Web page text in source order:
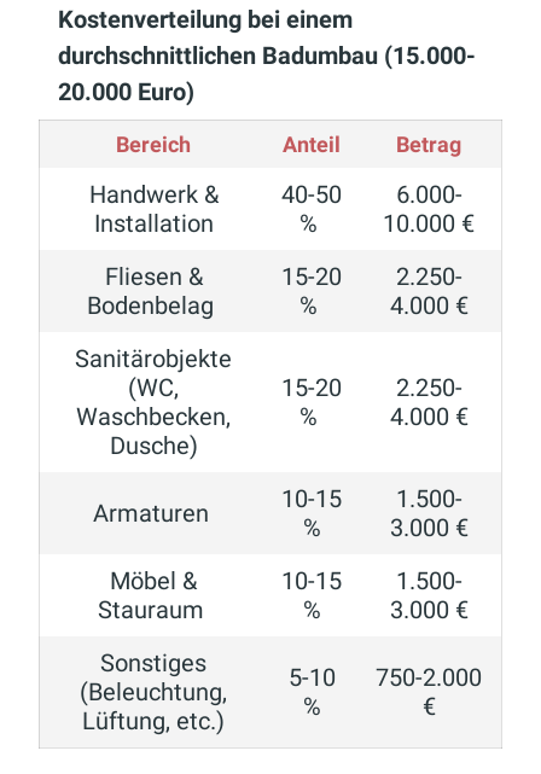
Kostenverteilung bei einem
durchschnittlichen Badumbau (15.000-
20.000 Euro)
Bereich Anteil Betrag
Handwerk &
Installation
40-50
%
6.000-
10.000 €
Fliesen &
Bodenbelag
15-20
%
2.250-
4.000 €
Sanitärobjekte
(WC,
Waschbecken,
Dusche)
15-20
%
2.250-
4.000 €
Armaturen
10-15
%
1.500-
3.000 €
Möbel &
Stauraum
10-15
%
1.500-
3.000 €
Sonstiges
(Beleuchtung,
Lüftung, etc.)
5-10
%
750-2.000
€